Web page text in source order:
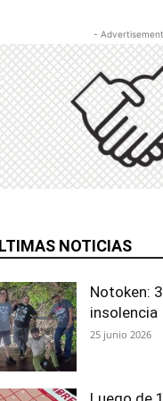
-
NOTICIAS
Notoken:
insolencia
25 junio 2026